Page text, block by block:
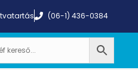
(06-1) 436-0384